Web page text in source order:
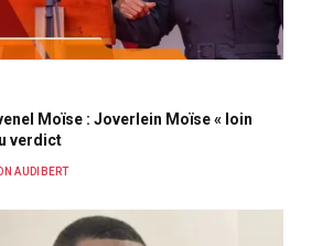
Moïse : Joverlein Moïse « loin
verdict
AUDIBERT